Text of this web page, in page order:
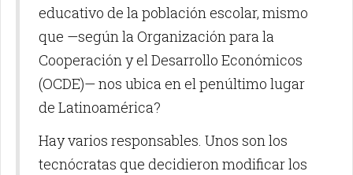
educativo de la población escolar, mismo
que —según la Organización para la
Cooperación y el Desarrollo Económicos
(OCDE)— nos ubica en el penúltimo lugar
de Latinoamérica?
Hay varios responsables. Unos son los
tecnócratas que decidieron modificar los